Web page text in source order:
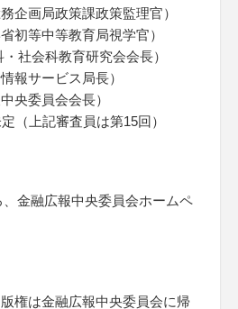
企画局政策課政策監理官）
初等中等教育局視学官）
社会科教育研究会会長）
報サービス局長）
央委員会会長）
（上記審査員は第15回）
金融広報中央委員会ホームペ
権は金融広報中央委員会に帰